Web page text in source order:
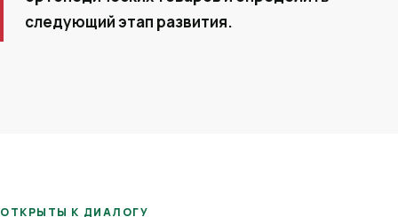
следующий этап развития.
ОТКРЫТЫ К ДИАЛОГУ